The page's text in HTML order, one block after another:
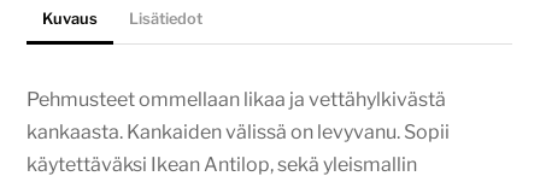
Kuvaus Lisätiedot
Pehmusteet ommellaan likaa ja vettähylkivästä
kankaasta. Kankaiden välissä on levyvanu. Sopii
käytettäväksi Ikean Antilop, sekä yleismallin